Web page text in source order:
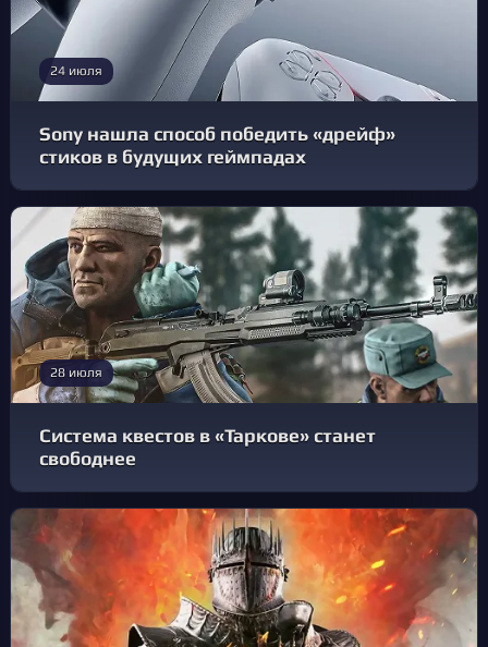
24 июля
Sony нашла способ победить «дрейф»
стиков в будущих геймпадах
28 июля
Система квестов в «Таркове» станет
свободнее